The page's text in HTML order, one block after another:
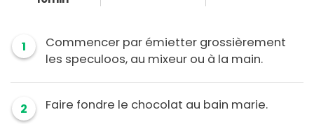
1
Commencer par émietter grossièrement
les speculoos, au mixeur ou à la main.
2 Faire fondre le chocolat au bain marie.